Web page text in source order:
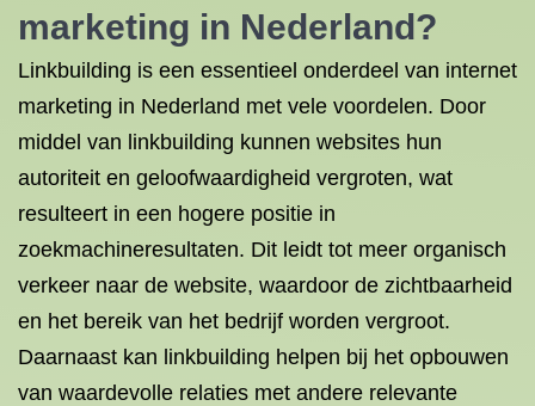
marketing in Nederland?
Linkbuilding is een essentieel onderdeel van internet
marketing in Nederland met vele voordelen. Door
middel van linkbuilding kunnen websites hun
autoriteit en geloofwaardigheid vergroten, wat
resulteert in een hogere positie in
zoekmachineresultaten. Dit leidt tot meer organisch
verkeer naar de website, waardoor de zichtbaarheid
en het bereik van het bedrijf worden vergroot.
Daarnaast kan linkbuilding helpen bij het opbouwen
van waardevolle relaties met andere relevante